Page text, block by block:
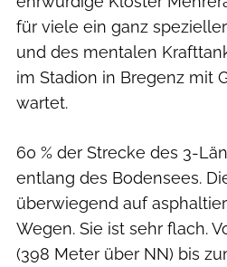
für viele ein ganz
und des mentalen
im Stadion in Bregenz mit
wartet.
60 % der Strecke des 3-
entlang des Bodensees.
überwiegend auf
Wegen. Sie ist sehr flach.
(398 Meter über NN) bis